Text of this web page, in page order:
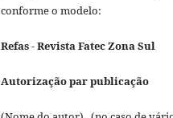
conforme o modelo:
Refas - Revista Fatec Zona Sul
Autorização par publicação